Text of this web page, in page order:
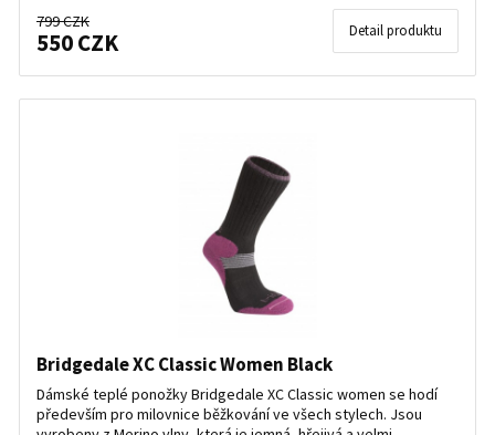
799 CZK
550 CZK Detail produktu
Bridgedale XC Classic Women Black
Dámské teplé ponožky Bridgedale XC Classic women se hodí
především pro milovnice běžkování ve všech stylech. Jsou